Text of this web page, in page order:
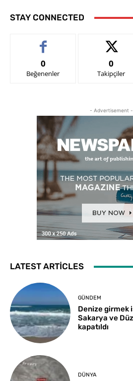
STAY CONNECTED
0
Beğenenler
0
Takipçiler
- Advertisement -
LATEST ARTICLES
GÜNDEM
Denize girmek
Sakarya ve
kapatıldı
DÜNYA